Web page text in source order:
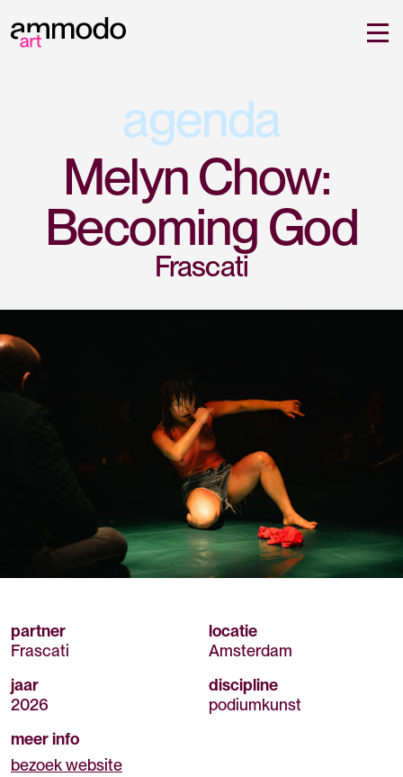
agenda
Melyn Chow:
Becoming God
Frascati
partner
Frascati
locatie
Amsterdam
jaar
2026
discipline
podiumkunst
meer info
bezoek website